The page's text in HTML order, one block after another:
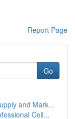
Report Page
Go
and Mark...
Ceil...